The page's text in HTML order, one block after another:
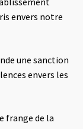
envers notre
une sanction
envers les
frange de la